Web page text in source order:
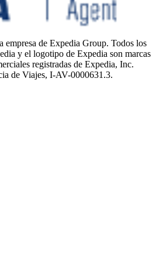
de Expedia Group. Todos los
y el logotipo de Expedia son marcas
registradas de Expedia, Inc.
de Viajes, I-AV-0000631.3.